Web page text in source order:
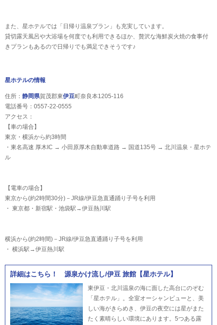
また、星ホテルでは「日帰り温泉プラン」も充実しています。
貸切露天風呂や大浴場を何度でも利用できるほか、贅沢な海鮮炭火焼の食事付
きプランもあるので日帰りでも満足できそうです♪
星ホテルの情報
住所： 静岡県賀茂郡東伊豆町奈良本1205-116
電話番号：0557-22-0555
アクセス：
【車の場合】
東京・横浜から約3時間
・東名高速 厚木IC → 小田原厚木自動車道路 → 国道135号 → 北川温泉・星ホテ
ル
【電車の場合】
東京から(約2時間30分)－JR線/伊豆急直通踊り子号を利用
・ 東京都・新宿駅・池袋駅→伊豆熱川駅
横浜から(約2時間)－JR線/伊豆急直通踊り子号を利用
・ 横浜駅→伊豆熱川駅
詳細はこちら！ 源泉かけ流し/伊豆 旅館【星ホテル】
東伊豆・北川温泉の海に面した高台にのぞむ
「星ホテル」。全室オーシャンビューと、美
しい海がきらめき、伊豆の夜空には星がまた
たく素晴らしい環境にあります。5つある露